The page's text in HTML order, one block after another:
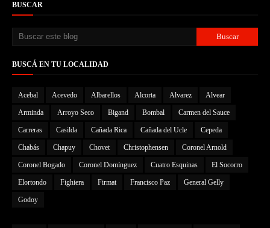
BUSCAR
BUSCÁ EN TU LOCALIDAD
Acebal Acevedo Albarellos Alcorta Alvarez Alvear
Arminda Arroyo Seco Bigand Bombal Carmen del Sauce
Carreras Casilda Cañada Rica Cañada del Ucle Cepeda
Chabás Chapuy Chovet Christophensen Coronel Arnold
Coronel Bogado Coronel Domínguez Cuatro Esquinas El Socorro
Elortondo Fighiera Firmat Francisco Paz General Gelly
Godoy